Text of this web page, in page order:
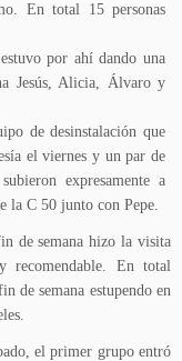
En total 15 personas
por ahí dando una
Jesús, Alicia, Álvaro y
de desinstalación que
el viernes y un par de
expresamente a
la C 50 junto con Pepe.
de semana hizo la visita
recomendable. En total
de semana estupendo en
el primer grupo entró